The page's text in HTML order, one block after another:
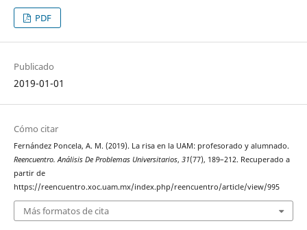
PDF
Publicado
2019-01-01
Cómo citar
Fernández Poncela, A. M. (2019). La risa en la UAM: profesorado y alumnado.
Reencuentro. Análisis De Problemas Universitarios, 31(77), 189–212. Recuperado a
partir de
https://reencuentro.xoc.uam.mx/index.php/reencuentro/article/view/995
Más formatos de cita